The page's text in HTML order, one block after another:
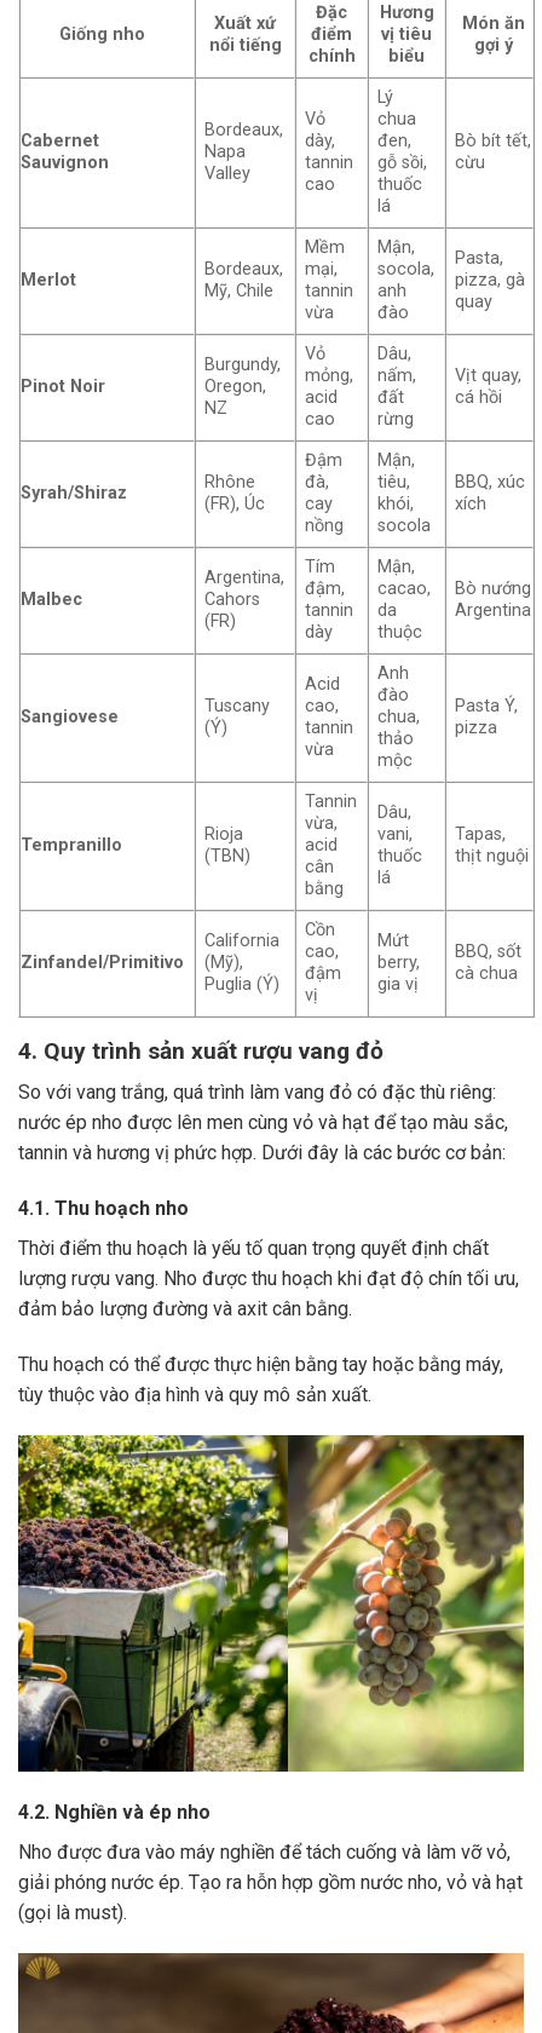
Giống nho
Xuất xứ
nổi tiếng
Đặc
điểm
chính
Hương
vị tiêu
biểu
Món ăn
gợi ý
Cabernet
Sauvignon
Bordeaux,
Napa
Valley
Vỏ
dày,
tannin
cao
Lý
chua
đen,
gỗ sồi,
thuốc
lá
Bò bít tết,
cừu
Merlot
Bordeaux,
Mỹ, Chile
Mềm
mại,
tannin
vừa
Mận,
socola,
anh
đào
Pasta,
pizza, gà
quay
Pinot Noir
Burgundy,
Oregon,
NZ
Vỏ
mỏng,
acid
cao
Dâu,
nấm,
đất
rừng
Vịt quay,
cá hồi
Syrah/Shiraz
Rhône
(FR), Úc
Đậm
đà,
cay
nồng
Mận,
tiêu,
khói,
socola
BBQ, xúc
xích
Malbec
Argentina,
Cahors
(FR)
Tím
đậm,
tannin
dày
Mận,
cacao,
da
thuộc
Bò nướng
Argentina
Sangiovese
Tuscany
(Ý)
Acid
cao,
tannin
vừa
Anh
đào
chua,
thảo
mộc
Pasta Ý,
pizza
Tempranillo
Rioja
(TBN)
Tannin
vừa,
acid
cân
bằng
Dâu,
vani,
thuốc
lá
Tapas,
thịt nguội
Zinfandel/Primitivo
California
(Mỹ),
Puglia (Ý)
Cồn
cao,
đậm
vị
Mứt
berry,
gia vị
BBQ, sốt
cà chua
4. Quy trình sản xuất rượu vang đỏ
So với vang trắng, quá trình làm vang đỏ có đặc thù riêng:
nước ép nho được lên men cùng vỏ và hạt để tạo màu sắc,
tannin và hương vị phức hợp. Dưới đây là các bước cơ bản:
4.1. Thu hoạch nho
Thời điểm thu hoạch là yếu tố quan trọng quyết định chất
lượng rượu vang. Nho được thu hoạch khi đạt độ chín tối ưu,
đảm bảo lượng đường và axit cân bằng.
Thu hoạch có thể được thực hiện bằng tay hoặc bằng máy,
tùy thuộc vào địa hình và quy mô sản xuất.
4.2. Nghiền và ép nho
Nho được đưa vào máy nghiền để tách cuống và làm vỡ vỏ,
giải phóng nước ép. Tạo ra hỗn hợp gồm nước nho, vỏ và hạt
(gọi là must).